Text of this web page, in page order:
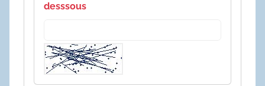
desssous